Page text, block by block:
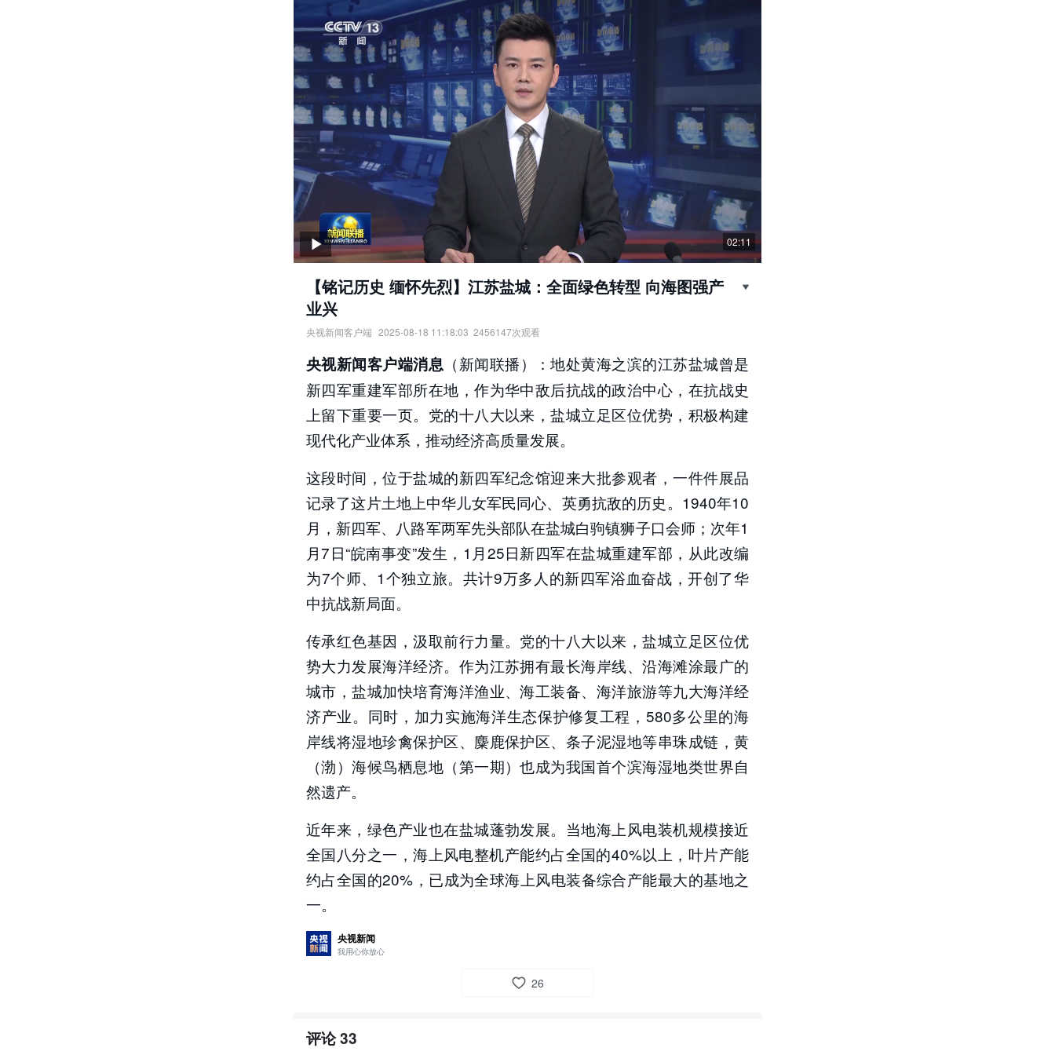
02:11
【铭记历史 缅怀先烈】江苏盐城：全面绿色转型 向海图强产
业兴
央视新闻客户端 2025-08-18 11:18:03 2456147次观看
责任编辑：央视新闻客户端
央视新闻客户端消息 （新闻联播）：地处黄海之滨的江苏盐城曾是
新四军重建军部所在地，作为华中敌后抗战的政治中心，在抗战史
上留下重要一页。党的十八大以来，盐城立足区位优势，积极构建
现代化产业体系，推动经济高质量发展。
这段时间，位于盐城的新四军纪念馆迎来大批参观者，一件件展品
记录了这片土地上中华儿女军民同心、英勇抗敌的历史。1940年10
月，新四军、八路军两军先头部队在盐城白驹镇狮子口会师；次年1
月7日“皖南事变”发生，1月25日新四军在盐城重建军部，从此改编
为7个师、1个独立旅。共计9万多人的新四军浴血奋战，开创了华
中抗战新局面。
传承红色基因，汲取前行力量。党的十八大以来，盐城立足区位优
势大力发展海洋经济。作为江苏拥有最长海岸线、沿海滩涂最广的
城市，盐城加快培育海洋渔业、海工装备、海洋旅游等九大海洋经
济产业。同时，加力实施海洋生态保护修复工程，580多公里的海
岸线将湿地珍禽保护区、麋鹿保护区、条子泥湿地等串珠成链，黄
（渤）海候鸟栖息地（第一期）也成为我国首个滨海湿地类世界自
然遗产。
近年来，绿色产业也在盐城蓬勃发展。当地海上风电装机规模接近
全国八分之一，海上风电整机产能约占全国的40%以上，叶片产能
约占全国的20%，已成为全球海上风电装备综合产能最大的基地之
一。
央视新闻
我用心你放心
26
评论33